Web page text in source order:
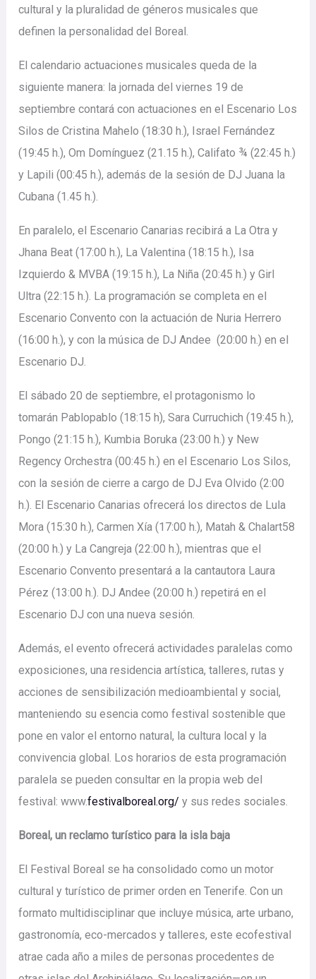
cultural y la pluralidad de géneros musicales que
definen la personalidad del Boreal.
El calendario actuaciones musicales queda de la
siguiente manera: la jornada del viernes 19 de
septiembre contará con actuaciones en el Escenario Los
Silos de Cristina Mahelo (18:30 h.), Israel Fernández
(19:45 h.), Om Domínguez (21.15 h.), Califato ¾ (22:45 h.)
y Lapili (00:45 h.), además de la sesión de DJ Juana la
Cubana (1.45 h.).
En paralelo, el Escenario Canarias recibirá a La Otra y
Jhana Beat (17:00 h.), La Valentina (18:15 h.), Isa
Izquierdo & MVBA (19:15 h.), La Niña (20:45 h.) y Girl
Ultra (22:15 h.). La programación se completa en el
Escenario Convento con la actuación de Nuria Herrero
(16:00 h.), y con la música de DJ Andee (20:00 h.) en el
Escenario DJ.
El sábado 20 de septiembre, el protagonismo lo
tomarán Pablopablo (18:15 h), Sara Curruchich (19:45 h.),
Pongo (21:15 h.), Kumbia Boruka (23:00 h.) y New
Regency Orchestra (00:45 h.) en el Escenario Los Silos,
con la sesión de cierre a cargo de DJ Eva Olvido (2:00
h.). El Escenario Canarias ofrecerá los directos de Lula
Mora (15:30 h.), Carmen Xía (17:00 h.), Matah & Chalart58
(20:00 h.) y La Cangreja (22:00 h.), mientras que el
Escenario Convento presentará a la cantautora Laura
Pérez (13:00 h.). DJ Andee (20:00 h.) repetirá en el
Escenario DJ con una nueva sesión.
Además, el evento ofrecerá actividades paralelas como
exposiciones, una residencia artística, talleres, rutas y
acciones de sensibilización medioambiental y social,
manteniendo su esencia como festival sostenible que
pone en valor el entorno natural, la cultura local y la
convivencia global. Los horarios de esta programación
paralela se pueden consultar en la propia web del
festival: www.festivalboreal.org/ y sus redes sociales.
Boreal, un reclamo turístico para la isla baja
El Festival Boreal se ha consolidado como un motor
cultural y turístico de primer orden en Tenerife. Con un
formato multidisciplinar que incluye música, arte urbano,
gastronomía, eco-mercados y talleres, este ecofestival
atrae cada año a miles de personas procedentes de